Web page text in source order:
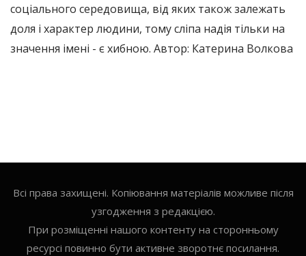
соціального середовища, від яких також залежать
доля і характер людини, тому сліпа надія тільки на
значення імені - є хибною. Автор: Катерина Волкова
Всі права захищені. Копіювання матеріалів можливе після
узгодження з редакцією.
При розміщенні нашого контенту на сторонньому
ресурсі повинно бути активне зворотнє посилання.